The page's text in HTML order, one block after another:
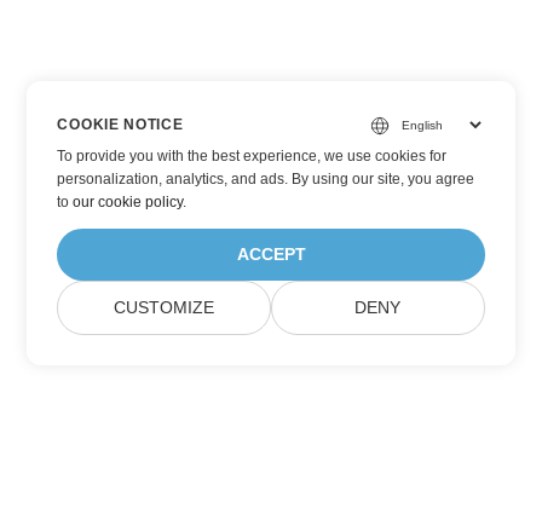
COOKIE NOTICE
To provide you with the best experience, we use cookies for
personalization, analytics, and ads. By using our site, you agree
toour cookie policy.
ACCEPT
CUSTOMIZE DENY